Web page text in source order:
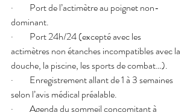
·         Port de l’actimètre au poignet non-
dominant.
·         Port 24h/24 (excepté avec les
actimètres non étanches incompatibles avec la
douche, la piscine, les sports de combat…).
·         Enregistrement allant de 1 à 3 semaines
selon l’avis médical préalable.
·         Agenda du sommeil concomitant à